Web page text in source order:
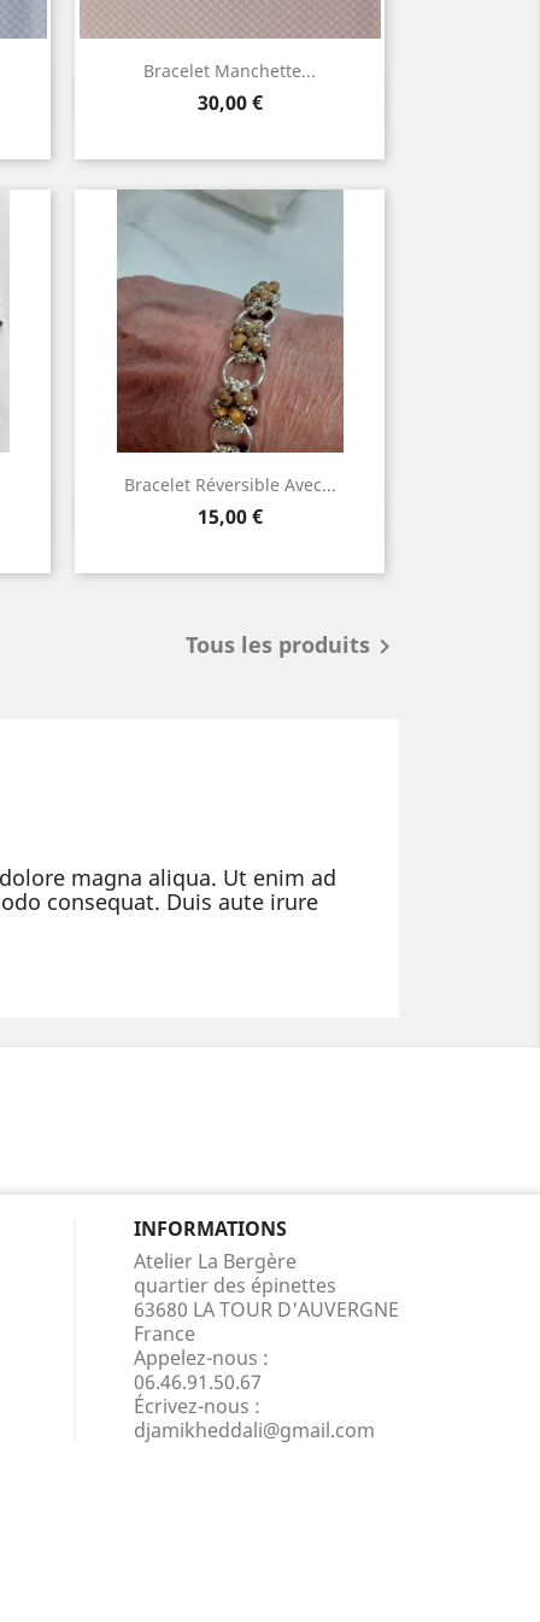
Bracelet Manchette...
Prix
30,00 €
Aperçu rapide
Bracelet Réversible Avec...
Prix
15,00 €
Aperçu rapide
Tous les produits 
magna aliqua. Ut enim ad
consequat. Duis aute irure
INFORMATIONS
Atelier La Bergère
quartier des épinettes
63680 LA TOUR D'AUVERGNE
France
Appelez-nous :
06.46.91.50.67
Écrivez-nous :
djamikheddali@gmail.com